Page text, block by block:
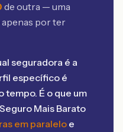
de outra — uma
apenas por ter
seguradora é a
específico é
tempo. É o que um
Mais Barato
em paralelo e